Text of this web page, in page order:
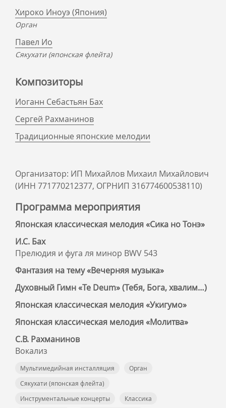
Хироко Иноуэ (Япония)
Орган
Павел Ио
Сякухати (японская флейта)
Композиторы
Иоганн Себастьян Бах
Сергей Рахманинов
Традиционные японские мелодии
Организатор: ИП Михайлов Михаил Михайлович
(ИНН 771770212377, ОГРНИП 316774600538110)
Программа мероприятия
Японская классическая мелодия «Сика но Тонэ»
И.С. Бах
Прелюдия и фуга ля минор BWV 543
Фантазия на тему «Вечерняя музыка»
Духовный Гимн «Te Deum» (Тебя, Бога, хвалим…)
Японская классическая мелодия «Укигумо»
Японская классическая мелодия «Молитва»
С.В. Рахманинов
Вокализ
Мультимедийная инсталляция
Орган
Сякухати (японская флейта)
Инструментальные концерты
Классика